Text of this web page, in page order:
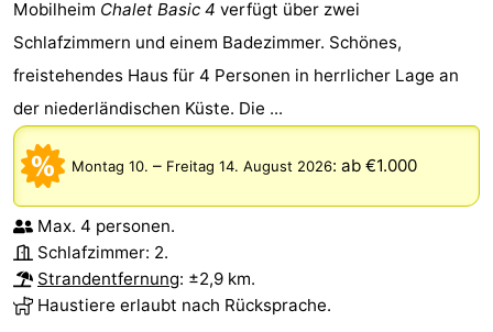
Natur
Schoorlse
Duinen
-
Bergen
aan
Zee
-
Bergen
-
Alkmaar
-
Noordhollands
duinreservaat
-
Wijk
aan
-
Natur
-
Mobilheim Chalet Basic 4 verfügt über zwei
Schlafzimmern und einem Badezimmer. Schönes,
freistehendes Haus für 4 Personen in herrlicher Lage an
der niederländischen Küste. Die ...
Montag 10. – Freitag 14. August 2026: ab €1.000
Max. 4 personen.
Schlafzimmer: 2.
Strandentfernung: ±2,9 km.
Haustiere erlaubt nach Rücksprache.